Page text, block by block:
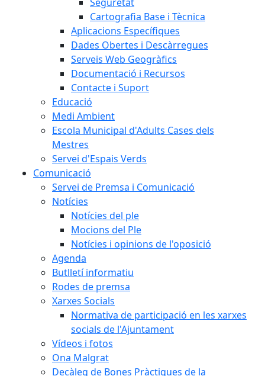
Cartografia Base i Tècnica
Aplicacions Específiques
Dades Obertes i Descàrregues
Serveis Web Geogràfics
Documentació i Recursos
Contacte i Suport
Educació
Medi Ambient
Escola Municipal d'Adults Cases dels
Mestres
Servei d'Espais Verds
Comunicació
Servei de Premsa i Comunicació
Notícies
Notícies del ple
Mocions del Ple
Notícies i opinions de l'oposició
Agenda
Butlletí informatiu
Rodes de premsa
Xarxes Socials
Normativa de participació en les xarxes
socials de l'Ajuntament
Vídeos i fotos
Ona Malgrat
Decàleg de Bones Pràctiques de la